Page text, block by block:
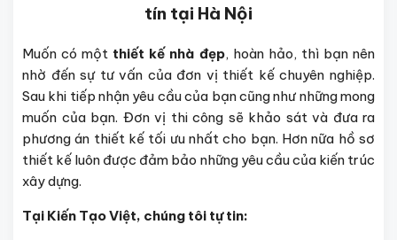
tín tại Hà Nội
Muốn có một thiết kế nhà đẹp, hoàn hảo, thì bạn nên
nhờ đến sự tư vấn của đơn vị thiết kế chuyên nghiệp.
Sau khi tiếp nhận yêu cầu của bạn cũng như những mong
muốn của bạn. Đơn vị thi công sẽ khảo sát và đưa ra
phương án thiết kế tối ưu nhất cho bạn. Hơn nữa hồ sơ
thiết kế luôn được đảm bảo những yêu cầu của kiến trúc
xây dựng.
Tại Kiến Tạo Việt, chúng tôi tự tin: